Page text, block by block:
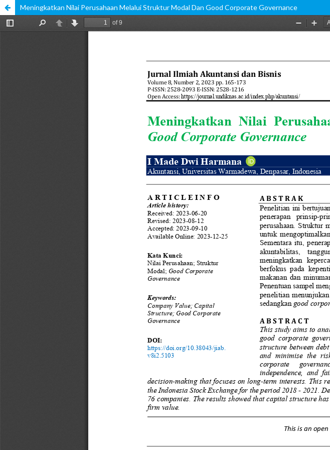
Meningkatkan Nilai Perusahaan Melalui Struktur Modal Dan Good Corporate Governance